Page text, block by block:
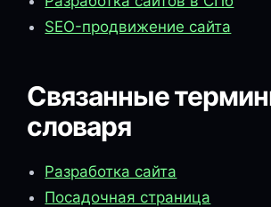
SEO-продвижение сайта
Связанные
словаря
Разработка сайта
Посадочная страница